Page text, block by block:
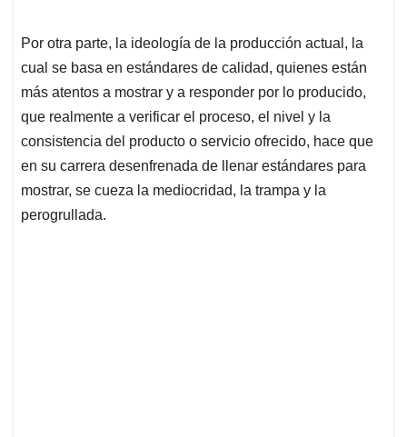
Por otra parte, la ideología de la producción actual, la
cual se basa en estándares de calidad, quienes están
más atentos a mostrar y a responder por lo producido,
que realmente a verificar el proceso, el nivel y la
consistencia del producto o servicio ofrecido, hace que
en su carrera desenfrenada de llenar estándares para
mostrar, se cueza la mediocridad, la trampa y la
perogrullada.